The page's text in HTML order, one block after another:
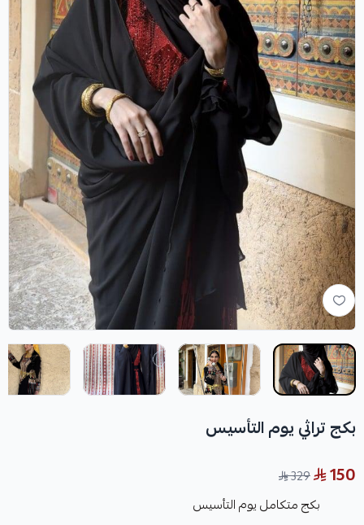
بكج تراثي يوم التأسيس
150
329
بكج متكامل يوم التأسيس